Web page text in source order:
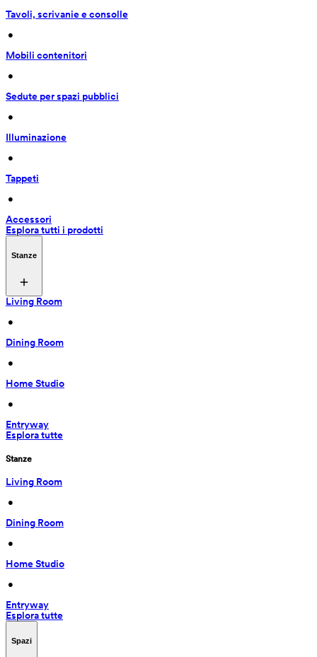
Tavoli, scrivanie e consolle
•
Mobili contenitori
•
Sedute per spazi pubblici
•
Illuminazione
•
Tappeti
•
Accessori
Esplora tutti i prodotti
Stanze
Living Room
•
Dining Room
•
Home Studio
•
Entryway
Esplora tutte
Stanze
Living Room
•
Dining Room
•
Home Studio
•
Entryway
Esplora tutte
Spazi